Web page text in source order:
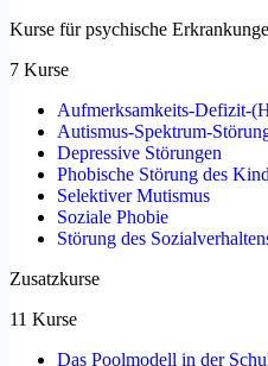
Kurse für psychische
7 Kurse
Aufmerksamkeits-Defizit-
Autismus-Spektrum-
Depressive Störungen
Phobische Störung des
Selektiver Mutismus
Soziale Phobie
Störung des
Zusatzkurse
11 Kurse
Das Poolmodell in der